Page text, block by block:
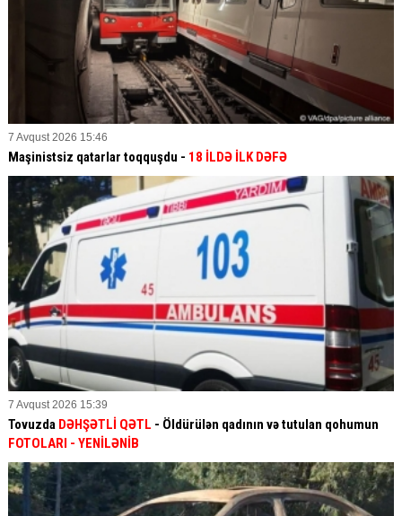
7 Avqust 2026 15:46
Maşinistsiz qatarlar toqquşdu - 18 İLDƏ İLK DƏFƏ
7 Avqust 2026 15:39
Tovuzda DƏHŞƏTLİ QƏTL - Öldürülən qadının və tutulan qohumun
FOTOLARI - YENİLƏNİB